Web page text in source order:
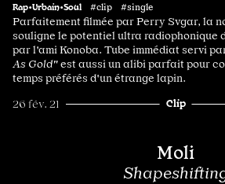
Rap•Urbain•Soul #clip #single
Parfaitement filmée par Perry Svgar, la
souligne le potentiel ultra radiophonique
par l'ami Konoba. Tube immédiat servi
As Gold"est aussi un alibi parfait pour
temps préférés d'un étrange lapin.
26 fév. 21 Clip
Moli